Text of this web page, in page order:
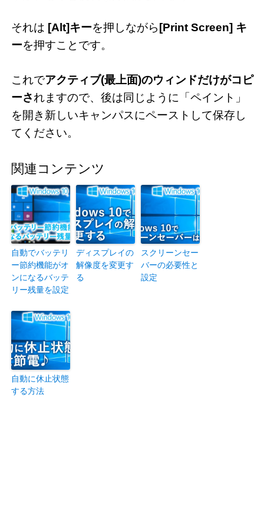
それは [Alt]キーを押しながら [Print Screen] キ
ーを押すことです。
これでアクティブ(最上面)のウィンドだけがコピ
ーされますので、後は同じように「ペイント」
を開き新しいキャンパスにペーストして保存し
てください。
関連コンテンツ
自動でバッテリ
ー節約機能がオ
ンになるバッテ
リー残量を設定
ディスプレイの
解像度を変更す
る
スクリーンセー
バーの必要性と
設定
自動に休止状態
する方法